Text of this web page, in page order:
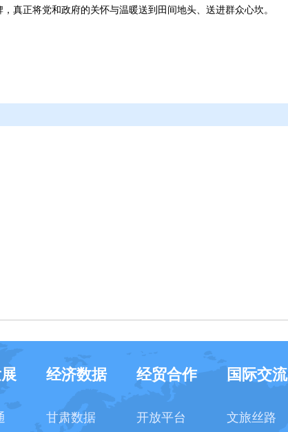
真正将党和政府的关怀与温暖送到田间地头、送进群众心坎。
经济数据
甘肃数据
经贸合作
开放平台
国际交流
文旅丝路